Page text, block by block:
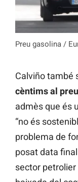
Preu gasolina /
Calviño també
cèntims al
admès que és
“no és
problema de
posat data
sector petrolier